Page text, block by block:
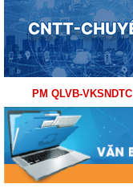
PM QLVB-VKSNDTC